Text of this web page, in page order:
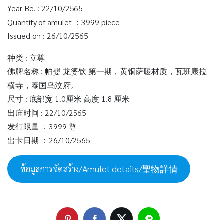
Year Be. : 22/10/2565
Quantity of amulet ：3999 piece
Issued on : 26/10/2565
种类 : 立尊
佛牌名称 : 帕婴 龙婆钦 第一期，黄铜萨暖材质，瓦班康拉
横寺，泰国乌汶府。
尺寸 : 底部宽 1.0厘米 高度 1.8 厘米
出庙时间 : 22/10/2565
发行限量 ：3999 尊
出卡日期 ：26/10/2565
ข้อมูลการจัดสร้าง/Amulet details/聖物詳情